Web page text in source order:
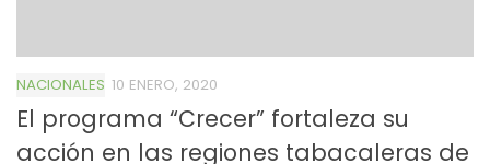
NACIONALES 10 ENERO, 2020
El programa “Crecer” fortaleza su
acción en las regiones tabacaleras de